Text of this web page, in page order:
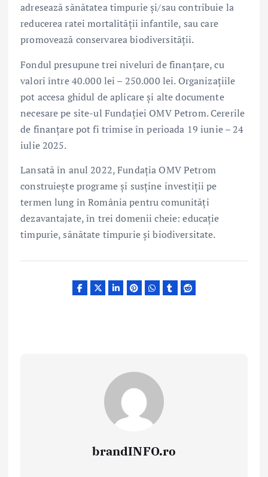
adresează sănătatea timpurie și/sau contribuie la
reducerea ratei mortalității infantile, sau care
promovează conservarea biodiversității.
Fondul presupune trei niveluri de finanțare, cu
valori între 40.000 lei – 250.000 lei. Organizațiile
pot accesa ghidul de aplicare și alte documente
necesare pe site-ul Fundației OMV Petrom. Cererile
de finanțare pot fi trimise în perioada 19 iunie – 24
iulie 2025.
Lansată în anul 2022, Fundația OMV Petrom
construiește programe și susține investiții pe
termen lung în România pentru comunități
dezavantajate, în trei domenii cheie: educație
timpurie, sănătate timpurie și biodiversitate.
brandINFO.ro